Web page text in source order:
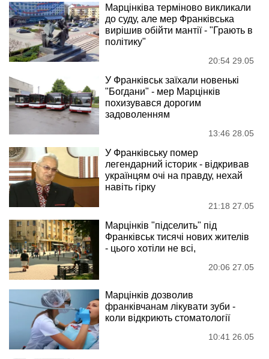
Марцінківа терміново викликали
до суду, але мер Франківська
вирішив обійти мантії - "Грають в
політику"
20:54 29.05
У Франківськ заїхали новенькі
"Богдани" - мер Марцінків
похизувався дорогим
задоволенням
13:46 28.05
У Франківську помер
легендарний історик - відкривав
українцям очі на правду, нехай
навіть гірку
21:18 27.05
Марцінків "підселить" під
Франківськ тисячі нових жителів
- цього хотіли не всі,
20:06 27.05
Марцінків дозволив
франківчанам лікувати зуби -
коли відкриють стоматології
10:41 26.05